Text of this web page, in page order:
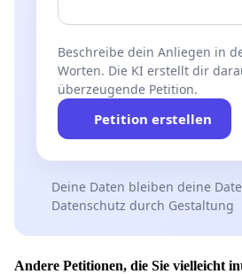
Beschreibe dein Anliegen in
Worten. Die KI erstellt dir
überzeugende Petition.
Petition erstellen
Deine Daten bleiben deine
Datenschutz durch Gestaltung
Andere Petitionen, die Sie vielleicht